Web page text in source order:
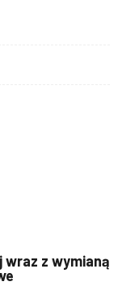
z wymianą